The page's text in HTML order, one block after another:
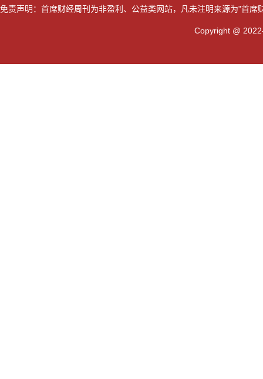
免责声明：首席财经周刊为非盈利、公益类网站，凡未注明来源为"首
Copyright @